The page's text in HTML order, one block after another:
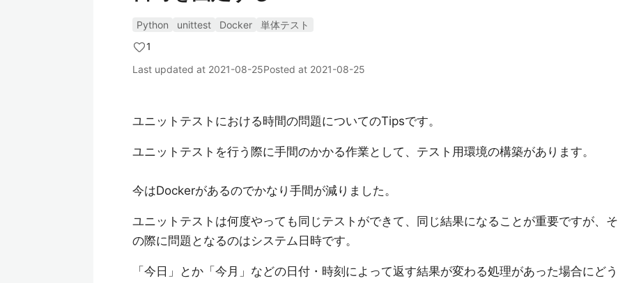
Python unittest Docker
単体テスト
1
Last updated at 2021-08-25Posted at 2021-08-25
ユニットテストにおける時間の問題についてのTipsです。
ユニットテストを行う際に手間のかかる作業として、テスト用環境の構築があります。
今はDockerがあるのでかなり手間が減りました。
ユニットテストは何度やっても同じテストができて、同じ結果になることが重要ですが、そ
の際に問題となるのはシステム日時です。
「今日」とか「今月」などの日付・時刻によって返す結果が変わる処理があった場合にどう